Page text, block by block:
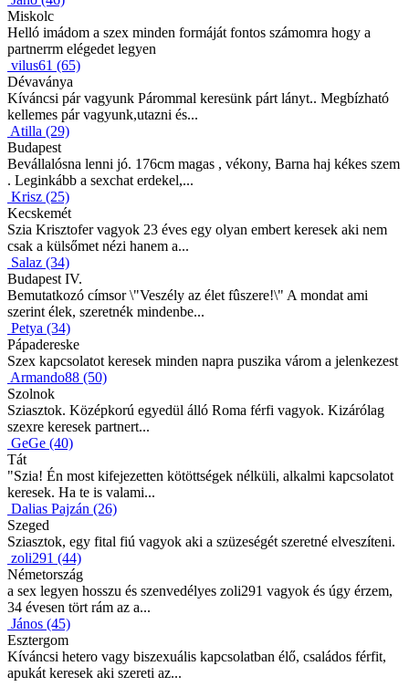
Miskolc
Helló imádom a szex minden formáját fontos számomra hogy a
partnerrm elégedet legyen
vilus61 (65)
Dévaványa
Kíváncsi pár vagyunk Párommal keresünk párt lányt.. Megbízható
kellemes pár vagyunk,utazni és...
Atilla (29)
Budapest
Bevállalósna lenni jó. 176cm magas , vékony, Barna haj kékes szem
. Leginkább a sexchat erdekel,...
Krisz (25)
Kecskemét
Szia Krisztofer vagyok 23 éves egy olyan embert keresek aki nem
csak a külsőmet nézi hanem a...
Salaz (34)
Budapest IV.
Bemutatkozó címsor \"Veszély az élet fûszere!\" A mondat ami
szerint élek, szeretnék mindenbe...
Petya (34)
Pápadereske
Szex kapcsolatot keresek minden napra puszika várom a jelenkezest
Armando88 (50)
Szolnok
Sziasztok. Középkorú egyedül álló Roma férfi vagyok. Kizárólag
szexre keresek partnert...
GeGe (40)
Tát
"Szia! Én most kifejezetten kötöttségek nélküli, alkalmi kapcsolatot
keresek. Ha te is valami...
Dalias Pajzán (26)
Szeged
Sziasztok, egy fital fiú vagyok aki a szüzeségét szeretné elveszíteni.
zoli291 (44)
Németország
a sex legyen hosszu és szenvedélyes zoli291 vagyok és úgy érzem,
34 évesen tört rám az a...
János (45)
Esztergom
Kíváncsi hetero vagy biszexuális kapcsolatban élő, családos férfit,
apukát keresek aki szereti az...